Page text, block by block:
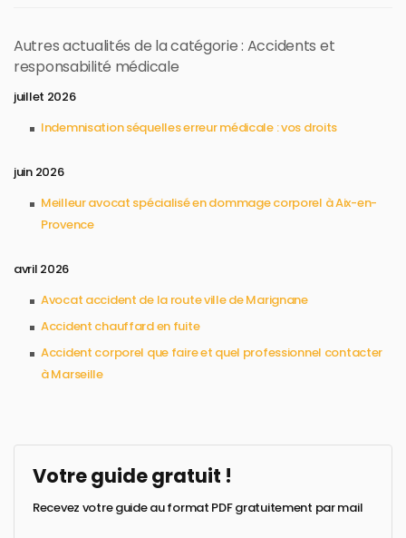
Autres actualités de la catégorie : Accidents et
responsabilité médicale
juillet 2026
Indemnisation séquelles erreur médicale : vos droits
juin 2026
Meilleur avocat spécialisé en dommage corporel à Aix-en-
Provence
avril 2026
Avocat accident de la route ville de Marignane
Accident chauffard en fuite
Accident corporel que faire et quel professionnel contacter
à Marseille
Votre guide gratuit !
Recevez votre guide au format PDF gratuitement par mail